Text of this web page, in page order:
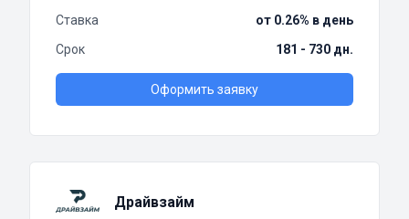
Ставка
от 0.26% в день
Срок
181 - 730 дн.
Оформить заявку
Драйвзайм